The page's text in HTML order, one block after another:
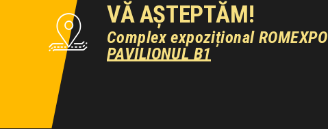
VĂ AȘTEPTĂM!
Complex expozițional ROMEXPO
PAVILIONUL B1